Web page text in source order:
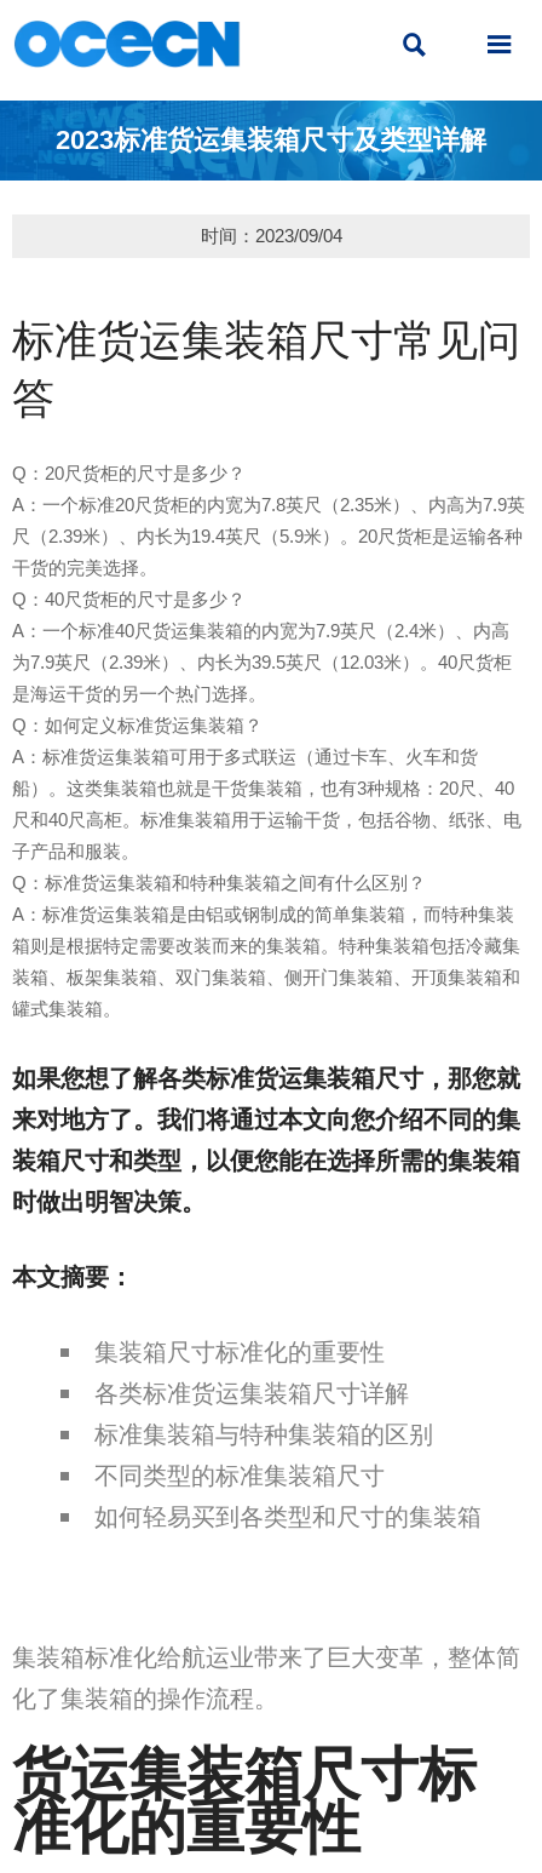
 
2023标准货运集装箱尺寸及类型详解
时间：2023/09/04
标准货运集装箱尺寸常见问
答
Q：20尺货柜的尺寸是多少？
A：一个标准20尺货柜的内宽为7.8英尺（2.35米）、内高为7.9英
尺（2.39米）、内长为19.4英尺（5.9米）。20尺货柜是运输各种
干货的完美选择。
Q：40尺货柜的尺寸是多少？
A：一个标准40尺货运集装箱的内宽为7.9英尺（2.4米）、内高
为7.9英尺（2.39米）、内长为39.5英尺（12.03米）。40尺货柜
是海运干货的另一个热门选择。
Q：如何定义标准货运集装箱？
A：标准货运集装箱可用于多式联运（通过卡车、火车和货
船）。这类集装箱也就是干货集装箱，也有3种规格：20尺、40
尺和40尺高柜。标准集装箱用于运输干货，包括谷物、纸张、电
子产品和服装。
Q：标准货运集装箱和特种集装箱之间有什么区别？
A：标准货运集装箱是由铝或钢制成的简单集装箱，而特种集装
箱则是根据特定需要改装而来的集装箱。特种集装箱包括冷藏集
装箱、板架集装箱、双门集装箱、侧开门集装箱、开顶集装箱和
罐式集装箱。
如果您想了解各类标准货运集装箱尺寸，那您就
来对地方了。我们将通过本文向您介绍不同的集
装箱尺寸和类型，以便您能在选择所需的集装箱
时做出明智决策。
本文摘要：
集装箱尺寸标准化的重要性
各类标准货运集装箱尺寸详解
标准集装箱与特种集装箱的区别
不同类型的标准集装箱尺寸
如何轻易买到各类型和尺寸的集装箱
集装箱标准化给航运业带来了巨大变革，整体简
化了集装箱的操作流程。
货运集装箱尺寸标
准化的重要性